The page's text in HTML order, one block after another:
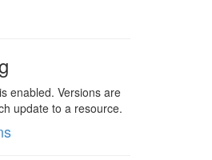
enabled. Versions are
update to a resource.